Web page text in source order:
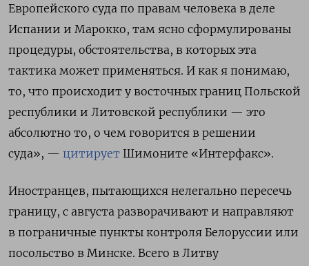
Европейского суда по правам человека в деле
Испании и Марокко, там ясно сформулированы
процедуры, обстоятельства, в которых эта
тактика может применяться. И как я понимаю,
то, что происходит у восточных границ Польской
республики и Литовской республики — это
абсолютно то, о чем говорится в решении
суда», — цитирует Шимоните «Интерфакс».
Иностранцев, пытающихся нелегально пересечь
границу, с августа разворачивают и направляют
в пограничные пункты контроля Белоруссии или
посольство в Минске. Всего в Литву